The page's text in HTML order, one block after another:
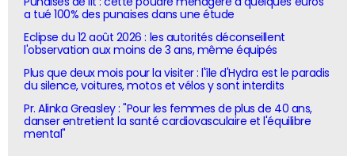
a tué 100% des punaises dans une étude
Eclipse du 12 août 2026 : les autorités déconseillent
l'observation aux moins de 3 ans, même équipés
Plus que deux mois pour la visiter : l'île d'Hydra est le paradis
du silence, voitures, motos et vélos y sont interdits
Pr. Alinka Greasley : "Pour les femmes de plus de 40 ans,
danser entretient la santé cardiovasculaire et l'équilibre
mental"